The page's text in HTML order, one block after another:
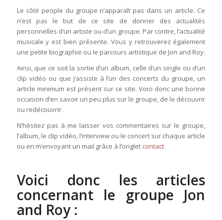
Le côté people du groupe n’apparaît pas dans un article. Ce
n’est pas le but de ce site de donner des actualités
personnelles d’un artiste ou d’un groupe. Par contre, l’actualité
musicale y est bien présente. Vous y retrouverez également
une petite biographie ou le parcours artistique de Jon and Roy.
Ainsi, que ce soit la sortie d’un album, celle d’un single ou d’un
clip vidéo ou que j’assiste à l’un des concerts du groupe, un
article minimum est présent sur ce site. Voici donc une bonne
occasion d’en savoir un peu plus sur le groupe, de le découvrir
ou redécouvrir.
N’hésitez pas à me laisser vos commentaires sur le groupe,
l’album, le clip vidéo, l’interview ou le concert sur chaque article
ou en m’envoyant un mail grâce à l’onglet contact.
Voici donc les articles
concernant le groupe Jon
and Roy :